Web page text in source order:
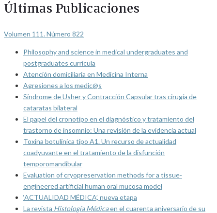
Últimas Publicaciones
Volumen 111. Número 822
Philosophy and science in medical undergraduates and
postgraduates curricula
Atención domiciliaria en Medicina Interna
Agresiones a los medic@s
Síndrome de Usher y Contracción Capsular tras cirugía de
cataratas bilateral
El papel del cronotipo en el diagnóstico y tratamiento del
trastorno de insomnio: Una revisión de la evidencia actual
Toxina botulínica tipo A1. Un recurso de actualidad
coadyuvante en el tratamiento de la disfunción
temporomandibular
Evaluation of cryopreservation methods for a tissue-
engineered artificial human oral mucosa model
‘ACTUALIDAD MÉDICA’, nueva etapa
La revista Histología Médicaen el cuarenta aniversario de su